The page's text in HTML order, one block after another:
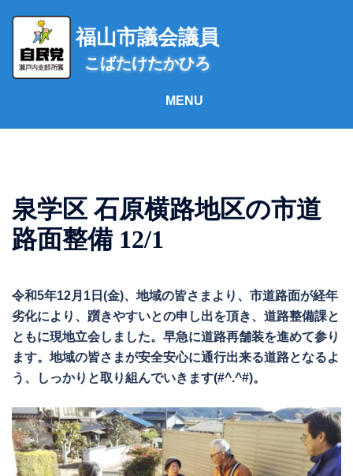
ス
福山市議会議員
こばたけたかひろ
泉学区 石原横路地区の市道
路面整備 12/1
令和5年12月1日(金)、地域の皆さまより、市道路面が経年
劣化により、躓きやすいとの申し出を頂き、道路整備課と
ともに現地立会しました。早急に道路再舗装を進めて参り
ます。地域の皆さまが安全安心に通行出来る道路となるよ
う、しっかりと取り組んでいきます(#^.^#)。